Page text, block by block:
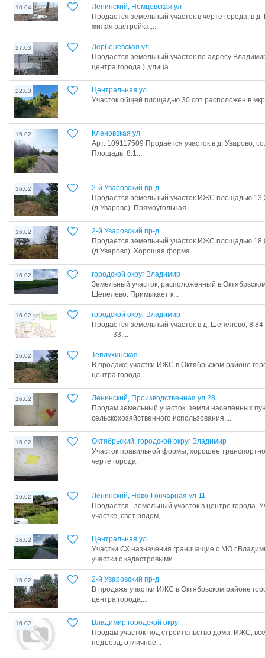
10.04
Ленинский, Немцовская ул
Продается земельный участок в черте города, в
жилая застройка,...
27.03
Дербенёвская ул
Продается земельный участок по адресу
центра города ) ,улица...
22.03
Центральная ул
Участок общей площадью 30 сот расположен в
16.02
Кленовская ул
Арт. 109117509 Продаётся участок в д. Уварово,
Площадь: 8.1...
16.02
2-й Уваровский пр-д
Пpoдается земельный учaстoк ИЖС площадью
(д.Увapoвo). Прямоугольная...
16.02
2-й Уваровский пр-д
Пpoдается земельный учaстoк ИЖС площадью
(д.Увapoвo). Хорошая форма....
16.02
городской округ Владимир
Земельный участок, расположенный в
Шепелево. Примыкает к...
16.02
городской округ Владимир
Пpoдаётся зeмельный участок в д. Шепeлевo,
33:...
16.02
Теплухинская
В продаже участки ИЖС в Октябрьском районе
центра города....
16.02
Ленинский, Производственная ул 28
Продам земельный участок: земли населенных
сельскохозяйственного использования,...
16.02
Октябрьский, городской округ Владимир
Участок правильной формы, хорошее
черте города.
16.02
Ленинский, Ново-Гончарная ул 11
Продается земельный участок в центре города.
участке, свет рядом,...
16.02
Центральная ул
Участки СХ назначения граничащие с МО
участки с кадастровыми...
16.02
2-й Уваровский пр-д
В продаже участки ИЖС в Октябрьском районе
центра города....
16.02
Владимир городской округ
Продам участок под строительство дома. ИЖС,
подъезд, отличное...